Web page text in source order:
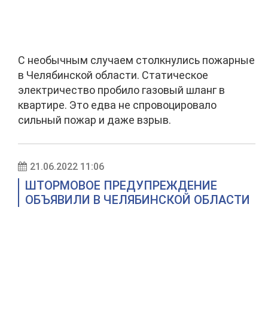
С необычным случаем столкнулись пожарные
в Челябинской области. Статическое
электричество пробило газовый шланг в
квартире. Это едва не спровоцировало
сильный пожар и даже взрыв.
21.06.2022 11:06
ШТОРМОВОЕ ПРЕДУПРЕЖДЕНИЕ
ОБЪЯВИЛИ В ЧЕЛЯБИНСКОЙ ОБЛАСТИ